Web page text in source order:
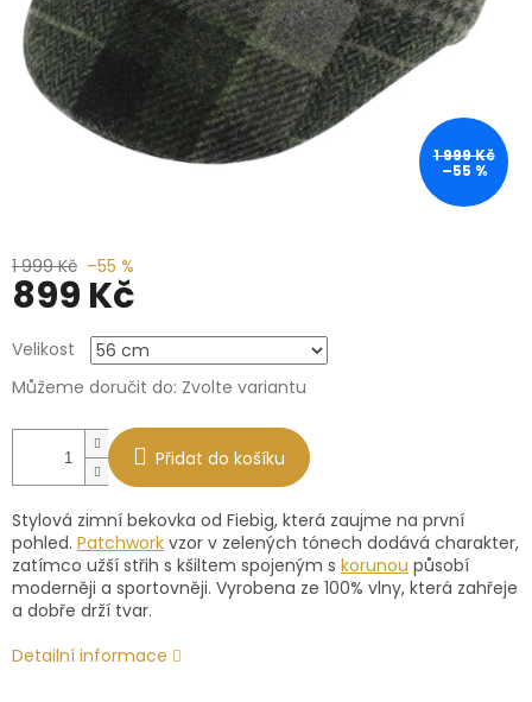
1 999 Kč
–55 %
1 999 Kč –55 %
899 Kč
cena:
Velikost
Můžeme doručit do: Zvolte variantu
Přidat do košíku
Stylová zimní bekovka od Fiebig, která zaujme na první
pohled. Patchwork vzor v zelených tónech dodává charakter,
zatímco užší střih s kšiltem spojeným s korunou působí
moderněji a sportovněji. Vyrobena ze 100% vlny, která zahřeje
a dobře drží tvar.
Detailní informace